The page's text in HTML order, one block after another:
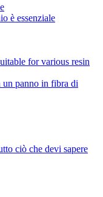
è essenziale
panno in fibra di
ciò che devi sapere